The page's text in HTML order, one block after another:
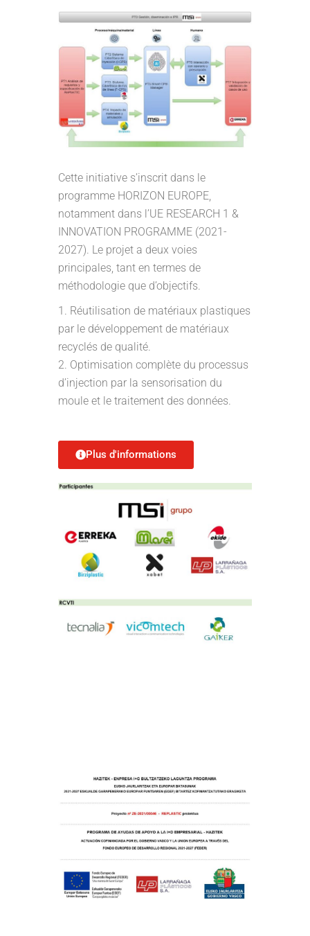
Cette initiative s’inscrit dans le
programme HORIZON EUROPE,
notamment dans l’UE RESEARCH 1 &
INNOVATION PROGRAMME (2021-
2027). Le projet a deux voies
principales, tant en termes de
méthodologie que d’objectifs.
Réutilisation de matériaux plastiques
par le développement de matériaux
recyclés de qualité.
Optimisation complète du processus
d’injection par la sensorisation du
moule et le traitement des données.
Plus d'informations